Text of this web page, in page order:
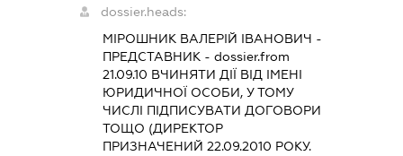
dossier.heads:
МІРОШНИК ВАЛЕРІЙ ІВАНОВИЧ -
ПРЕДСТАВНИК - dossier.from
21.09.10 ВЧИНЯТИ ДІЇ ВІД ІМЕНІ
ЮРИДИЧНОЇ ОСОБИ, У ТОМУ
ЧИСЛІ ПІДПИСУВАТИ ДОГОВОРИ
ТОЩО (ДИРЕКТОР
ПРИЗНАЧЕНИЙ 22.09.2010 РОКУ.